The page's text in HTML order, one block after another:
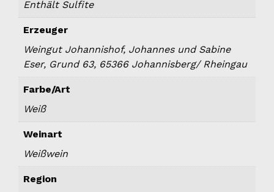
Enthält Sulfite
Erzeuger
Weingut Johannishof, Johannes und Sabine
Eser, Grund 63, 65366 Johannisberg/ Rheingau
Farbe/Art
Weiß
Weinart
Weißwein
Region